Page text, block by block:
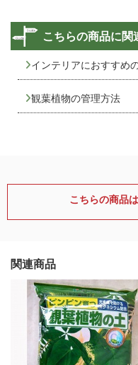
こちらの商品に関
インテリアにおすすめ
観葉植物の管理方法
こちらの商品
関連商品